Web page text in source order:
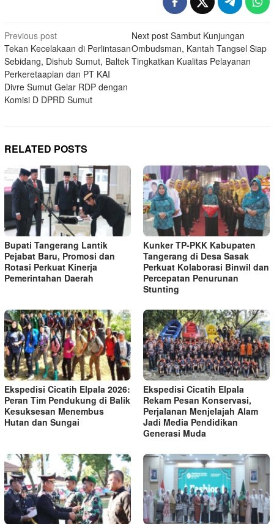
Post
navigation
Previous post
Tekan Kecelakaan di Perlintasan
Sebidang, Dishub Sumut, Baltek
Perkeretaapian dan PT KAI
Divre Sumut Gelar RDP dengan
Komisi D DPRD Sumut
Next post Sambut Kunjungan
Ombudsman, Kantah Tangsel Siap
Tingkatkan Kualitas Pelayanan
RELATED POSTS
Bupati Tangerang Lantik
Pejabat Baru, Promosi dan
Rotasi Perkuat Kinerja
Pemerintahan Daerah
Kunker TP-PKK Kabupaten
Tangerang di Desa Sasak
Perkuat Kolaborasi Binwil dan
Percepatan Penurunan
Stunting
Ekspedisi Cicatih Elpala 2026:
Peran Tim Pendukung di Balik
Kesuksesan Menembus
Hutan dan Sungai
Ekspedisi Cicatih Elpala
Rekam Pesan Konservasi,
Perjalanan Menjelajah Alam
Jadi Media Pendidikan
Generasi Muda